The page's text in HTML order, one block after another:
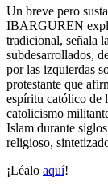
Un breve pero
IBARGUREN
tradicional, señala
subdesarrollados,
por las izquierdas
protestante que
espíritu católico de
catolicismo
Islam durante
religioso,
¡Léalo aquí!